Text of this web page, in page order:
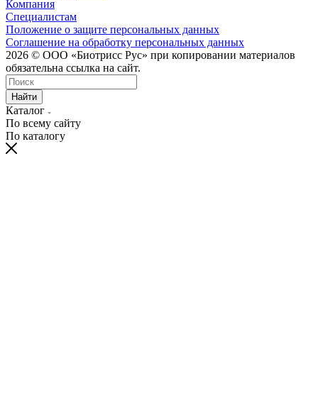
Компания
Специалистам
Положение о защите персональных данных
Соглашение на обработку персональных данных
2026 © ООО «Биотрисс Рус» при копировании материалов
обязательна ссылка на сайт.
Найти
Каталог
По всему сайту
По каталогу